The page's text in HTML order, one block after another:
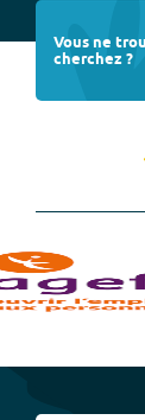
Vous ne
cherchez ?